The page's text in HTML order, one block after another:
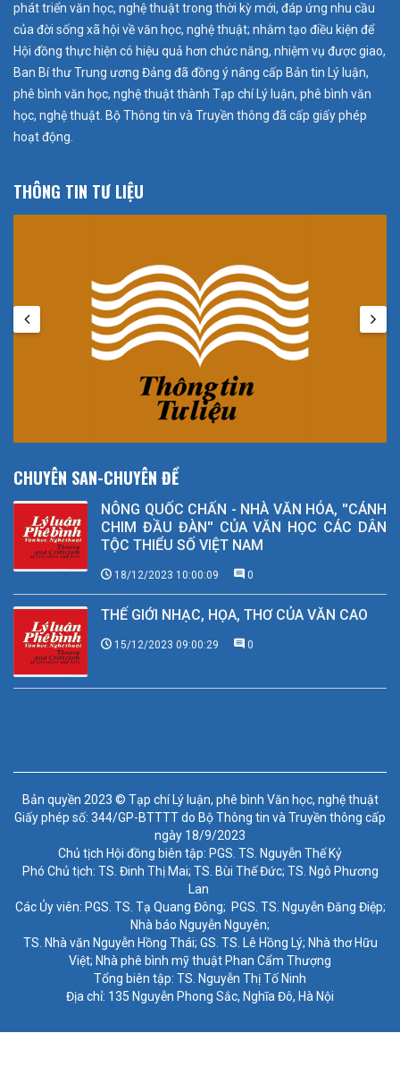
phát triển văn học, nghệ thuật trong thời kỳ mới, đáp ứng nhu cầu
của đời sống xã hội về văn học, nghệ thuật; nhằm tạo điều kiện để
Hội đồng thực hiện có hiệu quả hơn chức năng, nhiệm vụ được giao,
Ban Bí thư Trung ương Đảng đã đồng ý nâng cấp Bản tin Lý luận,
phê bình văn học, nghệ thuật thành Tạp chí Lý luận, phê bình văn
học, nghệ thuật. Bộ Thông tin và Truyền thông đã cấp giấy phép
hoạt động.
THÔNG TIN TƯ LIỆU
CHUYÊN SAN-CHUYÊN ĐỀ
NÔNG QUỐC CHẤN - NHÀ VĂN HÓA, ''CÁNH
CHIM ĐẦU ĐÀN'' CỦA VĂN HỌC CÁC DÂN
TỘC THIỂU SỐ VIỆT NAM
18/12/2023 10:00:09 0
THẾ GIỚI NHẠC, HỌA, THƠ CỦA VĂN CAO
15/12/2023 09:00:29 0
Bản quyền 2023 © Tạp chí Lý luận, phê bình Văn học, nghệ thuật
Giấy phép số: 344/GP-BTTTT do Bộ Thông tin và Truyền thông cấp
ngày 18/9/2023
Chủ tịch Hội đồng biên tập: PGS. TS. Nguyễn Thế Kỷ
Phó Chủ tịch: TS. Đinh Thị Mai; TS. Bùi Thế Đức; TS. Ngô Phương
Lan
Các Ủy viên: PGS. TS. Tạ Quang Đông; PGS. TS. Nguyễn Đăng Điệp;
Nhà báo Nguyễn Nguyên;
TS. Nhà văn Nguyễn Hồng Thái; GS. TS. Lê Hồng Lý; Nhà thơ Hữu
Việt; Nhà phê bình mỹ thuật Phan Cẩm Thượng
Tổng biên tập: TS. Nguyễn Thị Tố Ninh
Địa chỉ: 135 Nguyễn Phong Sắc, Nghĩa Đô, Hà Nội